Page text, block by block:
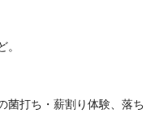
菌打ち・薪割り体験、落ち